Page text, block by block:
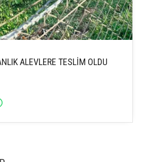
ALEVLERE TESLİM OLDU